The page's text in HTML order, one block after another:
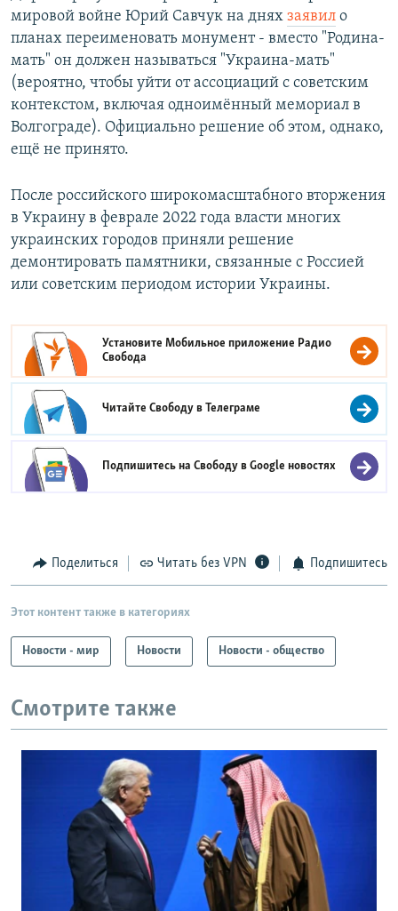
мировой войне Юрий Савчук на днях заявил о
планах переименовать монумент - вместо "Родина-
мать" он должен называться "Украина-мать"
(вероятно, чтобы уйти от ассоциаций с советским
контекстом, включая одноимённый мемориал в
Волгограде). Официально решение об этом, однако,
ещё не принято.
После российского широкомасштабного вторжения
в Украину в феврале 2022 года власти многих
украинских городов приняли решение
демонтировать памятники, связанные с Россией
или советским периодом истории Украины.
Установите Мобильное приложение Радио
Свобода
Читайте Свободу вТелеграме
Подпишитесь на Свободу вGoogle новостях
Поделиться Читать без VPN Подпишитесь
Этот контент также в категориях
Новости - мир Новости Новости - общество
Смотрите также